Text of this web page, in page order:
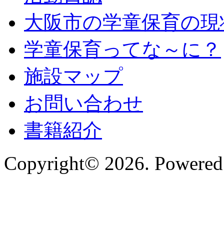
大阪市の学童保育の
学童保育ってな～に？
施設マップ
お問い合わせ
書籍紹介
Copyright© 2026.